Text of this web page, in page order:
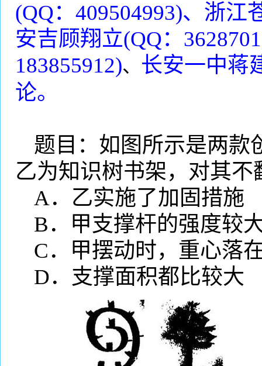
(QQ： 409504993)、浙江
安吉顾翔立(QQ：
183855912)、 长安一中蒋
论。
题目：如图所示是两款
乙为知识树书架，对其
A．乙实施了加固措施
B．甲支撑杆的强度较
C．甲摆动时，重心落
D．支撑面积都比较大